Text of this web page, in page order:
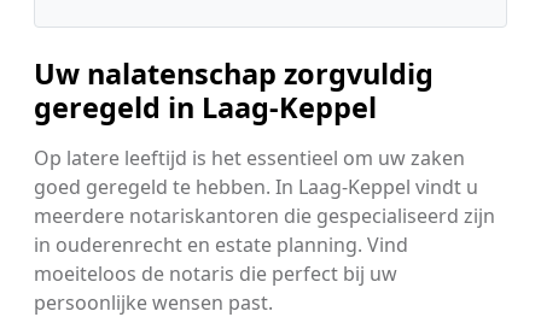
Uw nalatenschap zorgvuldig
geregeld in Laag-Keppel
Op latere leeftijd is het essentieel om uw zaken
goed geregeld te hebben. In Laag-Keppel vindt u
meerdere notariskantoren die gespecialiseerd zijn
in ouderenrecht en estate planning. Vind
moeiteloos de notaris die perfect bij uw
persoonlijke wensen past.